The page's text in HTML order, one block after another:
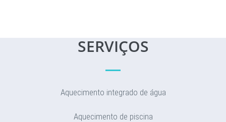
SERVIÇOS
Aquecimento integrado de água
Aquecimento de piscina